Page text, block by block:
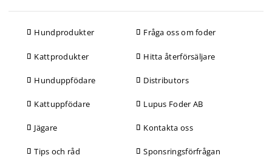
Hundprodukter
Kattprodukter
Hunduppfödare
Kattuppfödare
Jägare
Tips och råd
Fråga oss om foder
Hitta återförsäljare
Distributors
Lupus Foder AB
Kontakta oss
Sponsringsförfrågan